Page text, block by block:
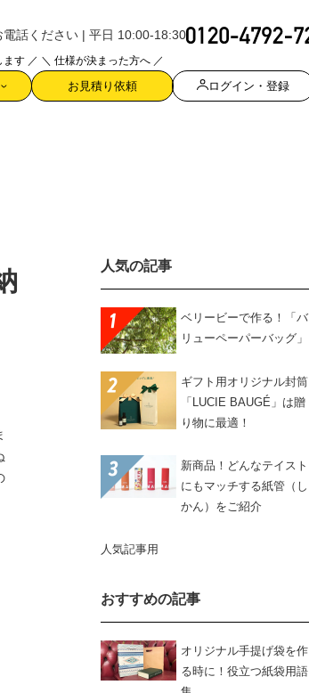
電話ください | 平日 10:00-18:30
す ／ ＼ 仕様が決まった方へ ／
お見積り依頼 ログイン・登録
人気の記事
ベリービーで作る！「バ
リューペーパーバッグ」
ギフト用オリジナル封筒
「LUCIE BAUGÉ」は贈
り物に最適！
新商品！どんなテイスト
にもマッチする紙管（し
かん）をご紹介
人気記事用
おすすめの記事
オリジナル手提げ袋を作
る時に！役立つ紙袋用語